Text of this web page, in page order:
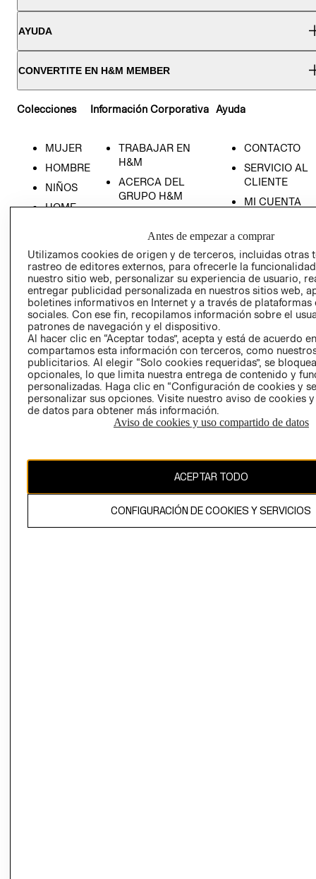
AYUDA
CONVERTITE EN H&M MEMBER
Colecciones
MUJER
HOMBRE
NIÑOS
HOME
Información Corporativa
TRABAJAR EN
H&M
ACERCA DEL
GRUPO H&M
SOCIAL
PRENSA
RELACIÓN CON
INVERSIONISTAS
POLÍTICA
EMPRESARIAL
Ayuda
CONTACTO
SERVICIO AL
CLIENTE
MI CUENTA
TIENDAS
- RETIRO EN
TIENDA
TÉRMINOS Y
CONDICIONES
AVISO DE
PRIVACIDAD
GIFT CARD
AVISO DE
COOKIES
CAMBIAR REGIÓN
Antes de empezar a comprar
Utilizamos cookies de origen y de terceros, incluidas otras
rastreo de editores externos, para ofrecerle la
nuestro sitio web, personalizar su experiencia de usuario,
entregar publicidad personalizada en nuestros sitios web,
boletines informativos en Internet y a través de plataformas
sociales. Con ese fin, recopilamos información sobre el
patrones de navegación y el dispositivo.
Al hacer clic en “Aceptar todas”, acepta y está de acuerdo
compartamos esta información con terceros, como
publicitarios. Al elegir “Solo cookies requeridas”, se
opcionales, lo que limita nuestra entrega de contenido y
personalizadas. Haga clic en “Configuración de cookies y
personalizar sus opciones. Visite nuestro aviso de cookies
de datos para obtener más información.
Aviso de cookies y uso compartido de datos
ACEPTAR TODO
CONFIGURACIÓN DE COOKIES Y SERVICIOS